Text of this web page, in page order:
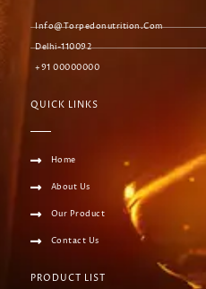
Info@torpedonutrition.com
Delhi-110092
+91 00000000
QUICK LINKS
Home
About Us
Our Product
Contact Us
PRODUCT LIST